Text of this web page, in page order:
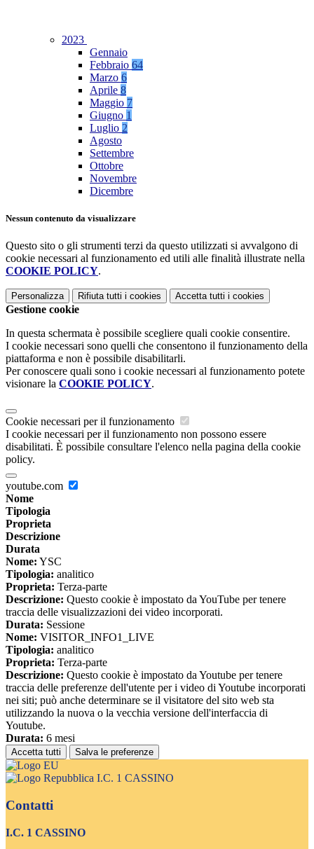
2023
Gennaio
Febbraio 64
Marzo 6
Aprile 8
Maggio 7
Giugno 1
Luglio 2
Agosto
Settembre
Ottobre
Novembre
Dicembre
Nessun contenuto da visualizzare
Questo sito o gli strumenti terzi da questo utilizzati si avvalgono di
cookie necessari al funzionamento ed utili alle finalità illustrate nella
COOKIE POLICY.
Personalizza Rifiuta tutti i cookies Accetta tutti i cookies
Gestione cookie
In questa schermata è possibile scegliere quali cookie consentire.
I cookie necessari sono quelli che consentono il funzionamento della
piattaforma e non è possibile disabilitarli.
Per conoscere quali sono i cookie necessari al funzionamento potete
visionare la COOKIE POLICY.
Cookie necessari per il funzionamento
I cookie necessari per il funzionamento non possono essere
disabilitati. È possibile consultare l'elenco nella pagina della cookie
policy.
youtube.com
Nome
Tipologia
Proprieta
Descrizione
Durata
Nome: YSC
Tipologia: analitico
Proprieta: Terza-parte
Descrizione: Questo cookie è impostato da YouTube per tenere
traccia delle visualizzazioni dei video incorporati.
Durata: Sessione
Nome: VISITOR_INFO1_LIVE
Tipologia: analitico
Proprieta: Terza-parte
Descrizione: Questo cookie è impostato da Youtube per tenere
traccia delle preferenze dell'utente per i video di Youtube incorporati
nei siti; può anche determinare se il visitatore del sito web sta
utilizzando la nuova o la vecchia versione dell'interfaccia di
Youtube.
Durata: 6 mesi
Accetta tutti Salva le preferenze
I.C. 1 CASSINO
Contatti
I.C. 1 CASSINO